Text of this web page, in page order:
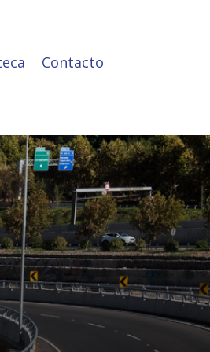
Contacto